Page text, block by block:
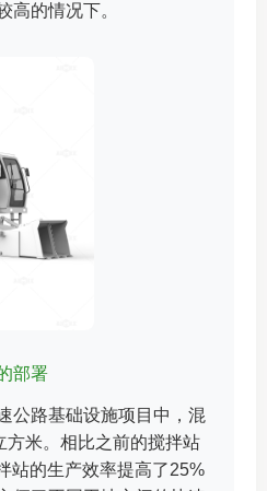
高的情况下。
部署
公路基础设施项目中，混
方米。相比之前的搅拌站
站的生产效率提高了25%